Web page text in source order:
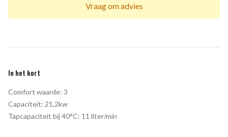
Vraag om advies
In het kort
Comfort waarde: 3
Capaciteit: 21,2kw
Tapcapaciteit bij 40°C: 11 liter/min